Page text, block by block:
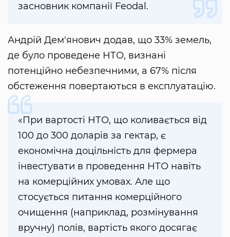
засновник компанії Feodal.
Андрій Дем'янович додав, що 33% земель,
де було проведене НТО, визнані
потенційно небезпечними, а 67% після
обстеження повертаються в експлуатацію.
«При вартості НТО, що коливається від
100 до 300 доларів за гектар, є
економічна доцільність для фермера
інвестувати в проведення НТО навіть
на комерційних умовах. Але що
стосується питання комерційного
очищення (наприклад, розмінування
вручну) полів, вартість якого досягає